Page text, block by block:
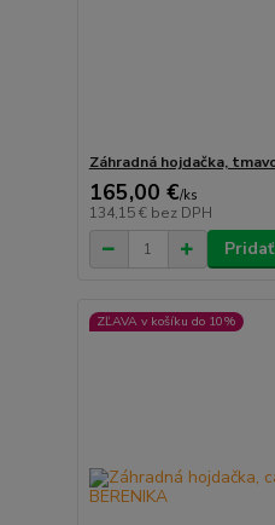
Záhradná hojdačka,
165,00 €/ks
134,15 € bez DPH
ZĽAVA v košíku do 10%